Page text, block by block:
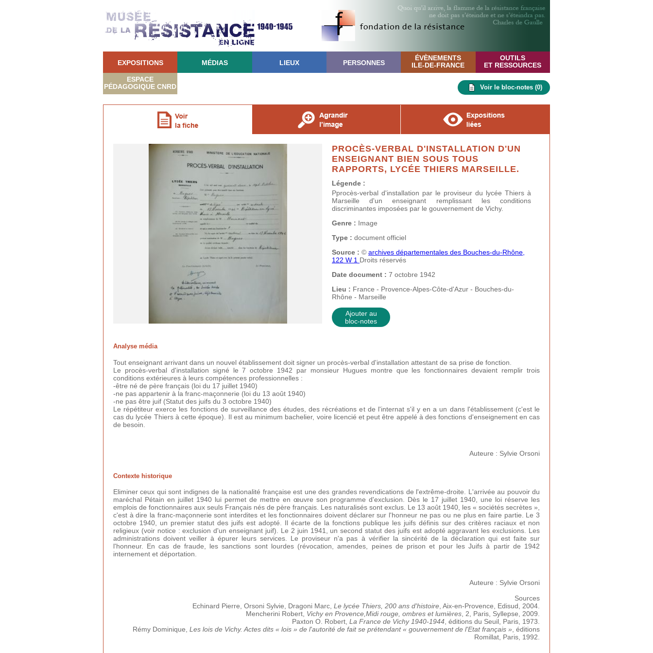
EXPOSITIONS MÉDIAS LIEUX PERSONNES
ÉVÈNEMENTS
ILE-DE-FRANCE
OUTILS
ET RESSOURCES
ESPACE
PÉDAGOGIQUE CNRD Voir le bloc-notes (0)
PROCÈS-VERBAL D'INSTALLATION D'UN
ENSEIGNANT BIEN SOUS TOUS
RAPPORTS, LYCÉE THIERS MARSEILLE.
Légende :
Pprocès-verbal d'installation par le proviseur du lycée Thiers à
Marseille d'un enseignant remplissant les conditions
discriminantes imposées par le gouvernement de Vichy.
Genre : Image
Type : document officiel
Source : © archives départementales des Bouches-du-Rhône,
122 W 1 Droits réservés
Date document : 7 octobre 1942
Lieu : France - Provence-Alpes-Côte-d'Azur - Bouches-du-
Rhône - Marseille
Ajouter au
bloc-notes
Analyse média
Tout enseignant arrivant dans un nouvel établissement doit signer un procès-verbal d'installation attestant de sa prise de fonction.
Le procès-verbal d'installation signé le 7 octobre 1942 par monsieur Hugues montre que les fonctionnaires devaient remplir trois
conditions extérieures à leurs compétences professionnelles :
-être né de père français (loi du 17 juillet 1940)
-ne pas appartenir à la franc-maçonnerie (loi du 13 août 1940)
-ne pas être juif (Statut des juifs du 3 octobre 1940)
Le répétiteur exerce les fonctions de surveillance des études, des récréations et de l'internat s'il y en a un dans l'établissement (c'est le
cas du lycée Thiers à cette époque). Il est au minimum bachelier, voire licencié et peut être appelé à des fonctions d'enseignement en cas
de besoin.
Auteure : Sylvie Orsoni
Contexte historique
Eliminer ceux qui sont indignes de la nationalité française est une des grandes revendications de l'extrême-droite. L'arrivée au pouvoir du
maréchal Pétain en juillet 1940 lui permet de mettre en œuvre son programme d'exclusion. Dès le 17 juillet 1940, une loi réserve les
emplois de fonctionnaires aux seuls Français nés de père français. Les naturalisés sont exclus. Le 13 août 1940, les « sociétés secrètes »,
c'est à dire la franc-maçonnerie sont interdites et les fonctionnaires doivent déclarer sur l'honneur ne pas ou ne plus en faire partie. Le 3
octobre 1940, un premier statut des juifs est adopté. Il écarte de la fonctions publique les juifs définis sur des critères raciaux et non
religieux (voir notice : exclusion d'un enseignant juif). Le 2 juin 1941, un second statut des juifs est adopté aggravant les exclusions. Les
administrations doivent veiller à épurer leurs services. Le proviseur n'a pas à vérifier la sincérité de la déclaration qui est faite sur
l'honneur. En cas de fraude, les sanctions sont lourdes (révocation, amendes, peines de prison et pour les Juifs à partir de 1942
internement et déportation.
Auteure : Sylvie Orsoni
Sources
Echinard Pierre, Orsoni Sylvie, Dragoni Marc, Le lycée Thiers, 200 ans d'histoire , Aix-en-Provence, Edisud, 2004.
Mencherini Robert, Vichy en Provence,Midi rouge, ombres et lumières , 2, Paris, Syllepse, 2009.
Paxton O. Robert, La France de Vichy 1940-1944 , éditions du Seuil, Paris, 1973.
Rémy Dominique, Les lois de Vichy. Actes dits « lois » de l'autorité de fait se prétendant « gouvernement de l'Etat français » , éditions
Romillat, Paris, 1992.